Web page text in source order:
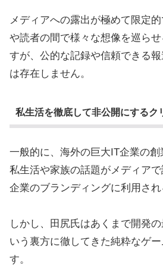
メディアへの露出が極めて限定
や読者の間で様々な想像を巡ら
すが、公的な記録や信頼できる
は存在しません。
私生活を徹底して非公開にするク
一般的に、海外の巨大IT企業の創
私生活や家族の話題がメディア
企業のブランディングに利用され
しかし、田尻氏はあくまで開発
いう裏方に徹してきた純粋なゲ
す。